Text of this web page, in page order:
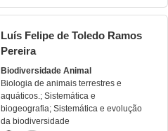
Luís Felipe de Toledo Ramos
Pereira
Biodiversidade Animal
Biologia de animais terrestres e
aquáticos.; Sistemática e
biogeografia; Sistemática e evolução
da biodiversidade